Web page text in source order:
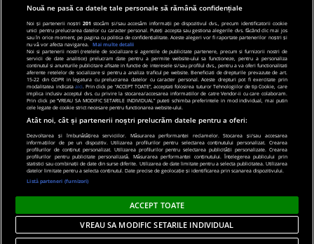
© 2019 PRO TV S.R.L |Politica de Cookie|Politica
de confidentialitate
Nouă ne pasă ca datele tale personale să rămână confidențiale
Noi și partenerii noștri201 stocăm și/sau accesăm informații pe dispozitivul dvs., precum identificatorii cookie
unici pentru prelucrarea datelor cu caracter personal. Puteți accepta sau gestiona alegerile dvs. făcând clic mai jos
sau în orice moment, pe pagina cu politica de confidențialitate. Aceste alegeri vor fi raportate partenerilor noștri și
nu vă vor afecta navigarea.
Mai multe detalii
Noi si partenerii nostri (retelele de socializare si agentiile de publicitate partenere, precum si furnizorii nostri de
servicii de date analitice) prelucram date pentru a permite website-ului sa functioneze, pentru a personaliza
continutul si anunturile publicitare afisate in functie de interesele si/sau profilul dvs., pentru a va oferi functionalitati
aferente retelelor de socializare si pentru a analiza traficul pe website. Beneficiati de drepturile prevazute de art.
15-22 din GDPR in legatura cu prelucrarea datelor cu caracter personal. Aceste drepturi pot fi exercitate prin
modalitatea indicata aici. Prin click pe “ACCEPT TOATE”, acceptati folosirea tuturor Tehnologiilor de tip Cookie, care
implica inclusiv acceptul dvs. cu privire la stocarea/accesarea informatiilor de catre Vendor-ii cu care colaboram.
Prin click pe “VREAU SA MODIFIC SETARILE INDIVIDUAL” puteti schimba preferintele in mod individual, mai putin
cele legate de cookie strict necesare pentru functionarea website-ului.
Atât noi, cât și partenerii noștri prelucrăm datele pentru a oferi:
Dezvoltarea și îmbunătățirea serviciilor. Măsurarea performanței reclamelor. Stocarea și/sau accesarea
informațiilor de pe un dispozitiv. Utilizarea profilurilor pentru selectarea conținutului personalizat. Crearea
profilurilor de conținut personalizat. Utilizarea profilurilor pentru selectarea publicității personalizate. Crearea
profilurilor pentru publicitate personalizată. Măsurarea performanței conținutului. Înțelegerea publicului prin
statistici sau combinații de date din surse diferite. Utilizarea de date limitate pentru a selecta publicitatea. Utilizarea
datelor limitate pentru a selecta conținutul. Date precise de geolocație și identificarea prin scanarea dispozitivului.
Listă parteneri (furnizori)
ACCEPT TOATE
VREAU SA MODIFIC SETARILE INDIVIDUAL